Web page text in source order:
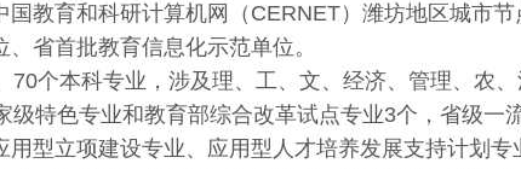
国教育和科研计算机网（CERNET）潍坊地区城市
省首批教育信息化示范单位。
70个本科专业，涉及理、工、文、经济、管理、农
级特色专业和教育部综合改革试点专业3个，省级一
用型立项建设专业、应用型人才培养发展支持计划专